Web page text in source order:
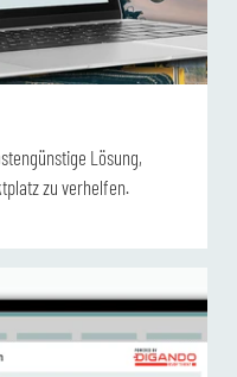
Lösung,
zu verhelfen.